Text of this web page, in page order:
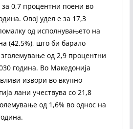
0,7 процентни поени во
Овој удел е за 17,3
од исполнувањето на
(42,5%), што би барало
од 2,9 процентни
година. Во Македонија
извори во вкупно
лани учествува со 21,8
од 1,6% во однос на